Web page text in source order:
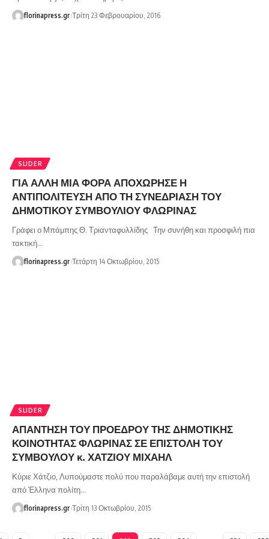
florinapress.gr Τρίτη 23 Φεβρουαρίου, 2016
SLIDER
ΓΙΑ ΑΛΛΗ ΜΙΑ ΦΟΡΑ ΑΠΟΧΩΡΗΣΕ Η
ΑΝΤΙΠΟΛΙΤΕΥΣΗ ΑΠΟ ΤΗ ΣΥΝΕΔΡΙΑΣΗ ΤΟΥ
ΔΗΜΟΤΙΚΟΥ ΣΥΜΒΟΥΛΙΟΥ ΦΛΩΡΙΝΑΣ
Γράφει ο Μπάμπης Θ. Τριανταφυλλίδης Την συνήθη και προσφιλή πια
τακτική…
florinapress.gr Τετάρτη 14 Οκτωβρίου, 2015
SLIDER
ΑΠΑΝΤΗΣΗ ΤΟΥ ΠΡΟΕΔΡΟΥ ΤΗΣ ΔΗΜΟΤΙΚΗΣ
ΚΟΙΝΟΤΗΤΑΣ ΦΛΩΡΙΝΑΣ ΣΕ ΕΠΙΣΤΟΛΗ ΤΟΥ
ΣΥΜΒΟΥΛΟΥ κ. ΧΑΤΖΙΟΥ ΜΙΧΑΗΛ
Κύριε Χάτζιο, Λυπούμαστε πολύ που παραλάβαμε αυτή την επιστολή
από Έλληνα πολίτη…
florinapress.gr Τρίτη 13 Οκτωβρίου, 2015